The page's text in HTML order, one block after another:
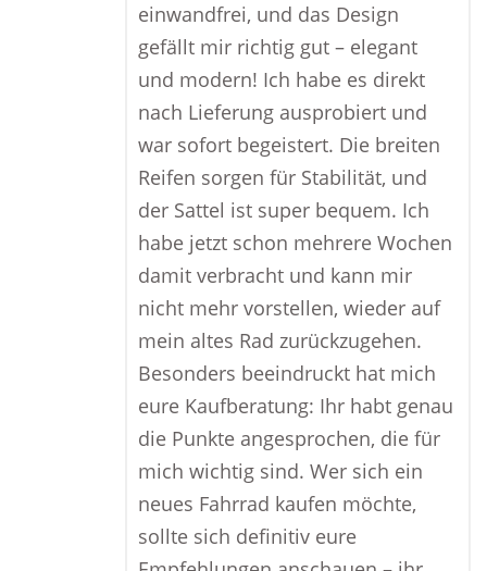
einwandfrei, und das Design
gefällt mir richtig gut – elegant
und modern! Ich habe es direkt
nach Lieferung ausprobiert und
war sofort begeistert. Die breiten
Reifen sorgen für Stabilität, und
der Sattel ist super bequem. Ich
habe jetzt schon mehrere Wochen
damit verbracht und kann mir
nicht mehr vorstellen, wieder auf
mein altes Rad zurückzugehen.
Besonders beeindruckt hat mich
eure Kaufberatung: Ihr habt genau
die Punkte angesprochen, die für
mich wichtig sind. Wer sich ein
neues Fahrrad kaufen möchte,
sollte sich definitiv eure